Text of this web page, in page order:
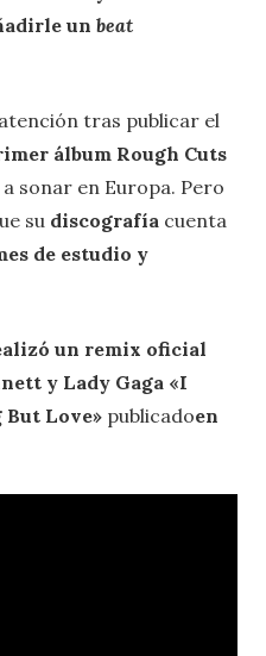
un beat
tras publicar el
álbum Rough Cuts
sonar en Europa. Pero
su discografía cuenta
de estudio y
un remix oficial
y Lady Gaga «I
But Love» publicadoen